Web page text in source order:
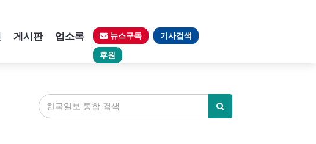
게시판 업소록 뉴스구독 기사검색
후원